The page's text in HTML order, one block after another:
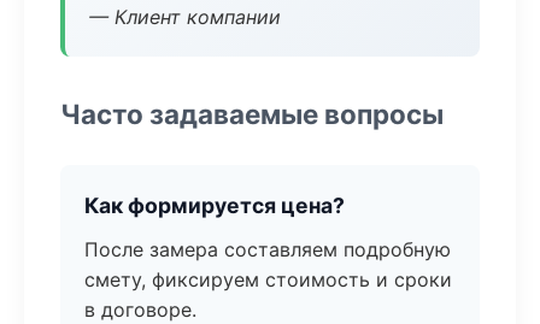
— Клиент компании
Часто задаваемые вопросы
Как формируется цена?
После замера составляем подробную
смету, фиксируем стоимость и сроки
в договоре.